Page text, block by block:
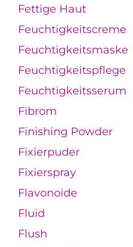
Fettige Haut
Feuchtigkeitscreme
Feuchtigkeitsmaske
Feuchtigkeitspflege
Feuchtigkeitsserum
Fibrom
Finishing Powder
Fixierpuder
Fixierspray
Flavonoide
Fluid
Flush